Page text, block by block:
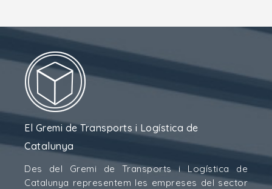
El Gremi de Transports i Logística de
Catalunya
Des del Gremi de Transports i Logística de
Catalunya representem les empreses del sector